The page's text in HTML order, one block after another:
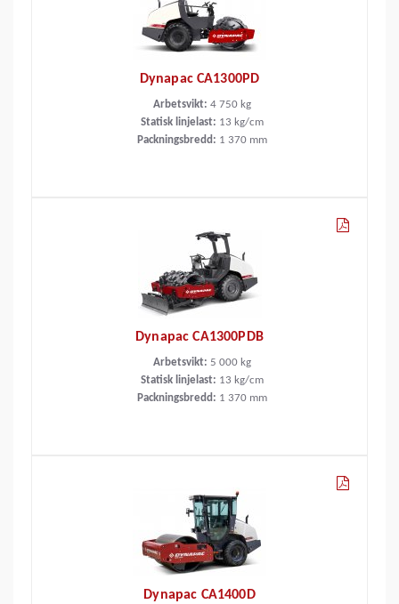
Dynapac CA1300PD
Arbetsvikt: 4 750 kg
Statisk linjelast: 13 kg/cm
Packningsbredd: 1 370 mm
Dynapac CA1300PDB
Arbetsvikt: 5 000 kg
Statisk linjelast: 13 kg/cm
Packningsbredd: 1 370 mm
Dynapac CA1400D